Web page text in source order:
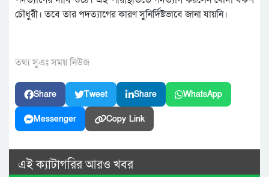
চৌধুরী। তবে তার পদত্যাগের কারণ সুনির্দিষ্টভাবে জানা যায়নি।
তথ্য সুএঃ সময় নিউজ
Share Tweet Share WhatsApp
Messenger Copy Link
এই ক্যাটাগরির আরও খবর